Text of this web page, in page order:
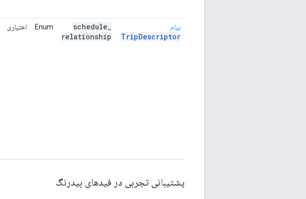
پیام
TripDescriptor
schedule
relationship
Enum اختیاری
پشتیبانی تجربی در فیدهای بیدرنگ